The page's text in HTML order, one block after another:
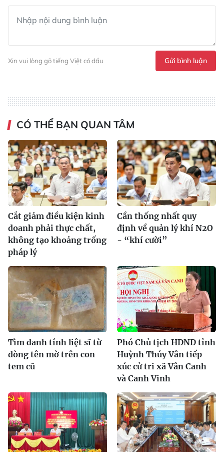
Xin vui lòng gõ tiếng Việt có dấu Gửi bình luận
CÓ THỂ BẠN QUAN TÂM
Cắt giảm điều kiện kinh
doanh phải thực chất,
không tạo khoảng trống
pháp lý
Cần thống nhất quy
định về quản lý khí N2O
- “khí cười”
Tìm danh tính liệt sĩ từ
dòng tên mờ trên con
tem cũ
Phó Chủ tịch HĐND tỉnh
Huỳnh Thúy Vân tiếp
xúc cử tri xã Vân Canh
và Canh Vinh